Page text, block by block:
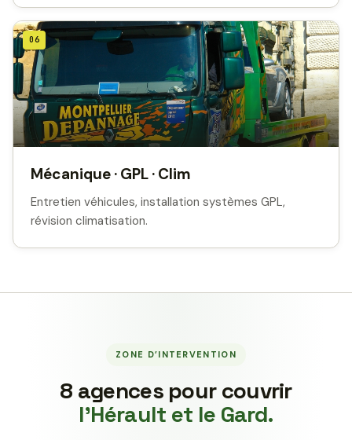
06
Mécanique · GPL · Clim
Entretien véhicules, installation systèmes GPL,
révision climatisation.
ZONE D’INTERVENTION
8 agences pour couvrir
l’Hérault et le Gard.